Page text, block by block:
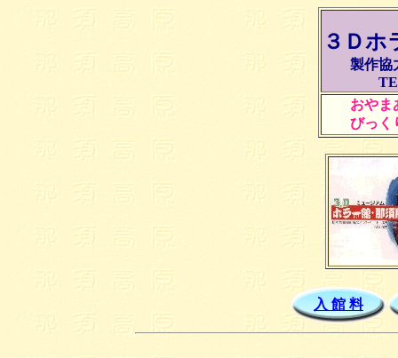
３Ｄホ
製作協
おやま
びっく
入 館 料